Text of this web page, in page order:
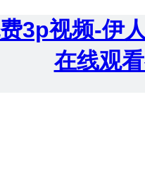
3p视频-伊
在线观